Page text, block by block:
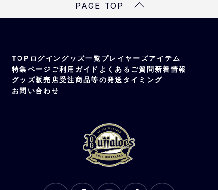
PAGE TOP
TOP ログイングッズ一覧プレイヤーズアイテム
特集ページ ご利用ガイド よくあるご質問新着情報
グッズ販売店受注商品等の発送タイミング
お問い合わせ